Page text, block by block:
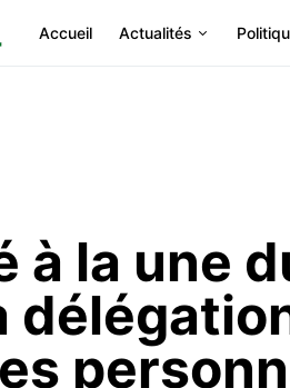
Accueil Actualités
à la une